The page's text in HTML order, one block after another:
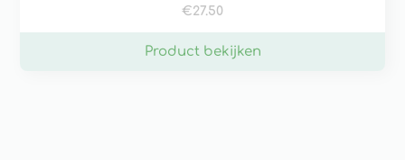
€27.50
Product bekijken